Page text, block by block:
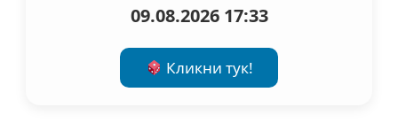
09.08.2026 17:33
Кликни тук!